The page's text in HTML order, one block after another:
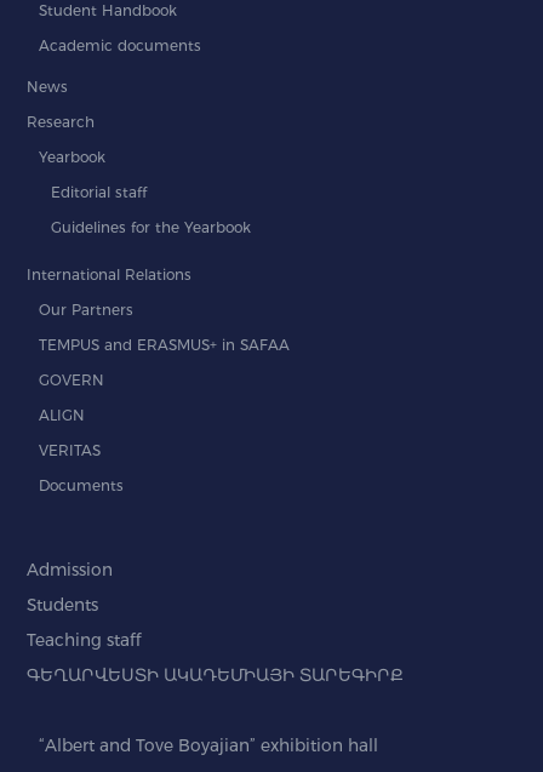
Student Handbook
Academic documents
News
Research
Yearbook
Editorial staff
Guidelines for the Yearbook
International Relations
Our Partners
TEMPUS and ERASMUS+ in SAFAA
GOVERN
ALIGN
VERITAS
Documents
Admission
Students
Teaching staff
ԳԵՂԱՐՎԵՍՏԻ ԱԿԱԴԵՄԻԱՅԻ ՏԱՐԵԳԻՐՔ
“Albert and Tove Boyajian” exhibition hall